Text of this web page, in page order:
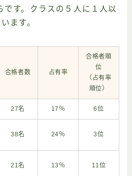
です。クラスの５人に１人以
ます。
合格者数 占有率
合格者順
位
（占有率
順位）
27名 17％ 6位
38名 24％ 3位
21名 13％ 11位